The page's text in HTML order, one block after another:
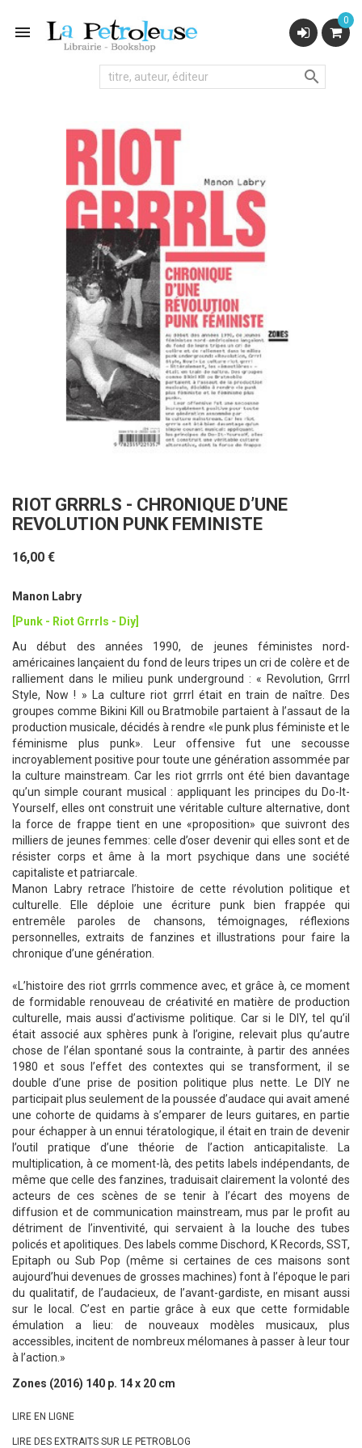

0

RIOT GRRRLS - CHRONIQUE D’UNE
REVOLUTION PUNK FEMINISTE
16,00 €
Manon Labry
[Punk - Riot Grrrls - Diy]
Au début des années 1990, de jeunes féministes nord-
américaines lançaient du fond de leurs tripes un cri de colère et de
ralliement dans le milieu punk underground : « Revolution, Grrrl
Style, Now ! » La culture riot grrrl était en train de naître. Des
groupes comme Bikini Kill ou Bratmobile partaient à l’assaut de la
production musicale, décidés à rendre «le punk plus féministe et le
féminisme plus punk». Leur offensive fut une secousse
incroyablement positive pour toute une génération assommée par
la culture mainstream. Car les riot grrrls ont été bien davantage
qu’un simple courant musical : appliquant les principes du Do-It-
Yourself, elles ont construit une véritable culture alternative, dont
la force de frappe tient en une «proposition» que suivront des
milliers de jeunes femmes: celle d’oser devenir qui elles sont et de
résister corps et âme à la mort psychique dans une société
capitaliste et patriarcale.
Manon Labry retrace l’histoire de cette révolution politique et
culturelle. Elle déploie une écriture punk bien frappée qui
entremêle paroles de chansons, témoignages, réflexions
personnelles, extraits de fanzines et illustrations pour faire la
chronique d’une génération.
«L’histoire des riot grrrls commence avec, et grâce à, ce moment
de formidable renouveau de créativité en matière de production
culturelle, mais aussi d’activisme politique. Car si le DIY, tel qu’il
était associé aux sphères punk à l’origine, relevait plus qu’autre
chose de l’élan spontané sous la contrainte, à partir des années
1980 et sous l’effet des contextes qui se transforment, il se
double d’une prise de position politique plus nette. Le DIY ne
participait plus seulement de la poussée d’audace qui avait amené
une cohorte de quidams à s’emparer de leurs guitares, en partie
pour échapper à un ennui tératologique, il était en train de devenir
l’outil pratique d’une théorie de l’action anticapitaliste. La
multiplication, à ce moment-là, des petits labels indépendants, de
même que celle des fanzines, traduisait clairement la volonté des
acteurs de ces scènes de se tenir à l’écart des moyens de
diffusion et de communication mainstream, mus par le profit au
détriment de l’inventivité, qui servaient à la louche des tubes
policés et apolitiques. Des labels comme Dischord, K Records, SST,
Epitaph ou Sub Pop (même si certaines de ces maisons sont
aujourd’hui devenues de grosses machines) font à l’époque le pari
du qualitatif, de l’audacieux, de l’avant-gardiste, en misant aussi
sur le local. C’est en partie grâce à eux que cette formidable
émulation a lieu: de nouveaux modèles musicaux, plus
accessibles, incitent de nombreux mélomanes à passer à leur tour
à l’action.»
Zones (2016) 140 p. 14 x 20 cm
LIRE EN LIGNE
LIRE DES EXTRAITS SUR LE PETROBLOG